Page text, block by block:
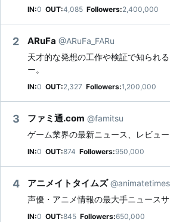
IN:0 OUT:4,085 Followers:2,400,000
2 ARuFa @ARuFa_FARu
天才的な発想の工作や検証で知られ
ー。
IN:0 OUT:2,327 Followers:1,200,000
3 ファミ通.com @famitsu
ゲーム業界の最新ニュース、レビュー
IN:0 OUT:874 Followers:950,000
4 アニメイトタイムズ@animatetimes
声優・アニメ情報の最大手ニュースサ
IN:0 OUT:845 Followers:650,000